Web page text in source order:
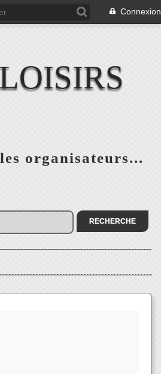
Connexion
organisateurs...